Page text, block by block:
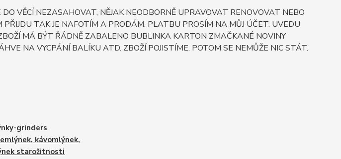
VĚCÍ NEZASAHOVAT, NĚJAK NEODBORNĚ UPRAVOVAT RENOVOVAT NEBO
PŘIJDU TAK JE NAFOTÍM A PRODÁM. PLATBU PROSÍM NA MŮJ ÚČET. UVEDU
MÁ BÝT ŘÁDNĚ ZABALENO BUBLINKA KARTON ZMAČKANÉ NOVINY
NA VYCPÁNÍ BALÍKU ATD. ZBOŽÍ POJISTÍME. POTOM SE NEMŮŽE NIC STÁT.
grinders
kávomlýnek,
starožitnosti